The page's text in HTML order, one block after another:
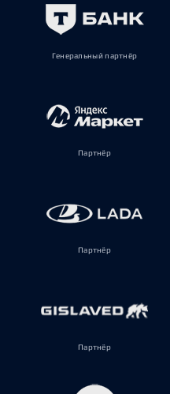
Генеральный партнёр
Партнёр
Партнёр
Партнёр